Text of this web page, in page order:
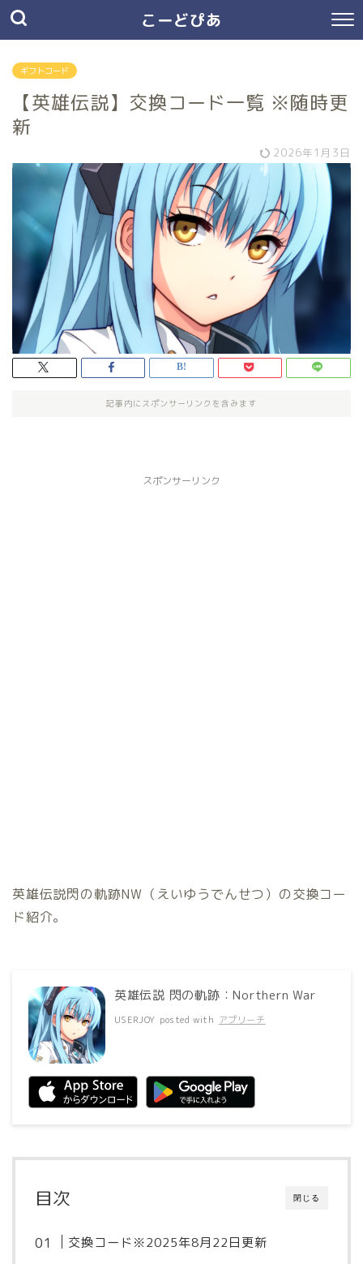
こーどぴあ
ギフトコード
【英雄伝説】交換コード一覧 ※随時更
新
2026年1月3日
記事内にスポンサーリンクを含みます
スポンサーリンク
英雄伝説閃の軌跡NW（えいゆうでんせつ）の交換コー
ド紹介。
英雄伝説 閃の軌跡：Northern War
USERJOY posted with アプリーチ
閉じる
目次
交換コード※2025年8月22日更新